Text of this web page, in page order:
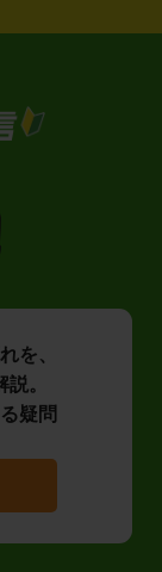
を、
。
疑問